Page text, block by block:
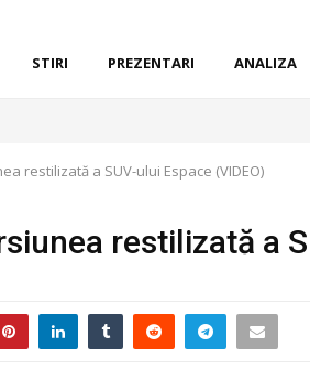
STIRI PREZENTARI ANALIZA
restilizată a SUV-ului Espace (VIDEO)
restilizată a